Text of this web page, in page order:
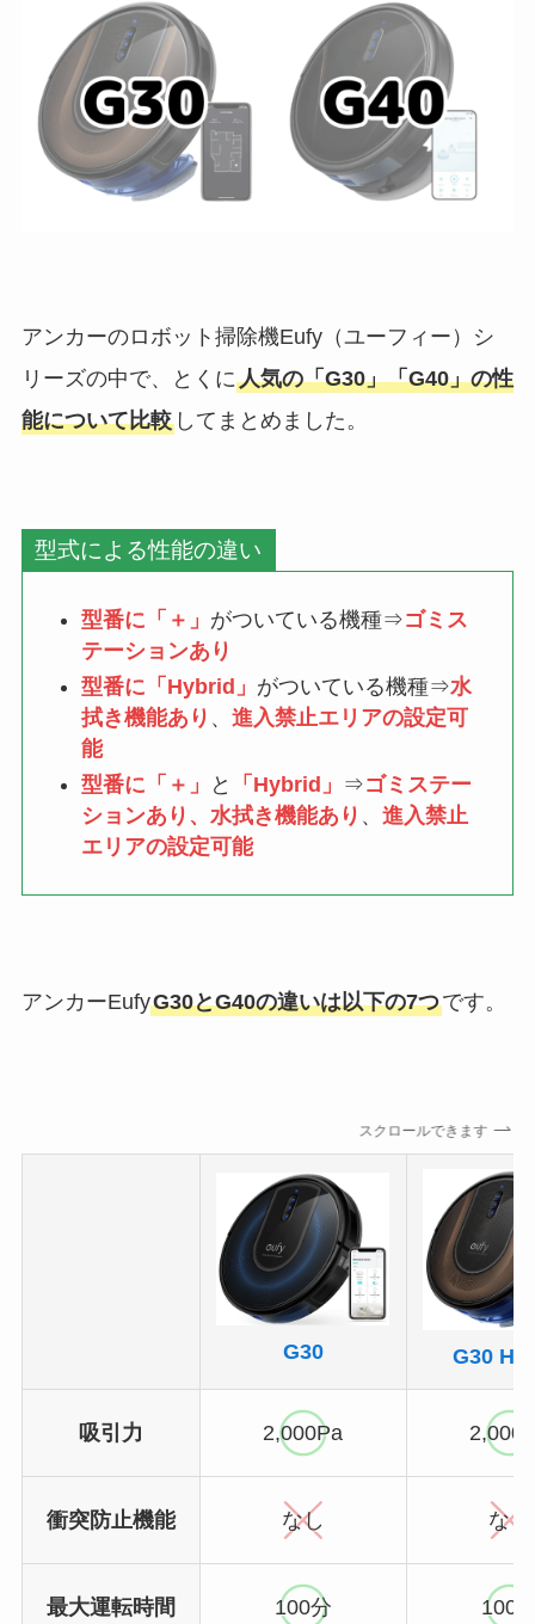
アンカーのロボット掃除機Eufy（ユーフィー）シ
リーズの中で、とくに人気の「G30」「G40」の性
能について比較してまとめました。
型式による性能の違い
型番に「＋」 がついている機種⇒ゴミス
テーションあり
型番に「Hybrid」 がついている機種⇒水
拭き機能あり 、進入禁止エリアの設定可
能
型番に「＋」
と 「Hybrid」 ⇒ゴミステー
ションあり、水拭き機能あり 、進入禁止
エリアの設定可能
アンカーEufyG30とG40の違いは以下の7つです。
スクロールできます
G30 G30
吸引力 2,000Pa
衝突防止機能 なし なし
最大運転時間 100分 100